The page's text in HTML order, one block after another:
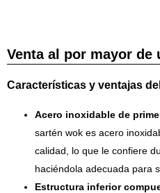
Venta al por mayor
Características y ventajas
Acero inoxidable de
sartén wok es acero
calidad, lo que le confiere
haciéndola adecuada para
Estructura inferior